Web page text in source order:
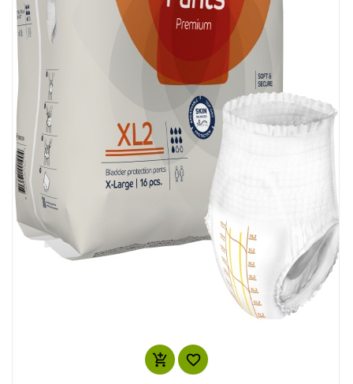
add_shopping_cart 